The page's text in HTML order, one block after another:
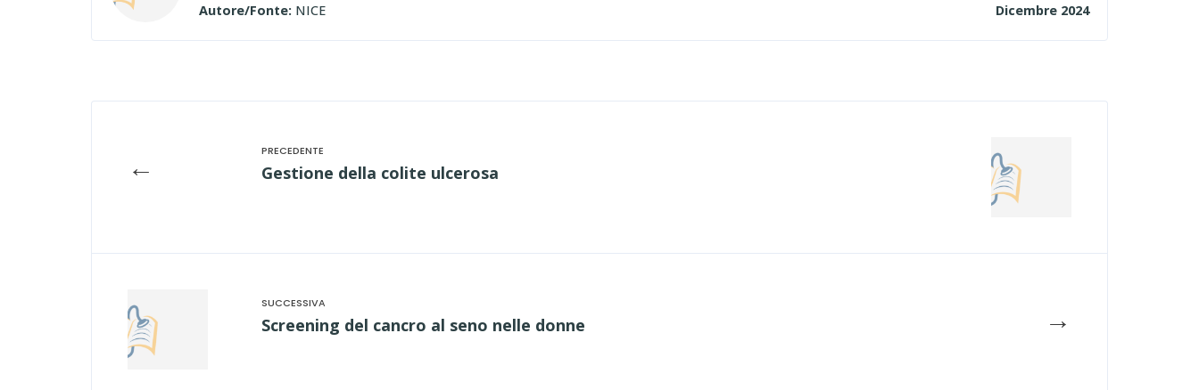
Autore/Fonte: NICE Dicembre 2024
← Gestione della colite ulcerosa
→
Screening del cancro al seno nelle donne